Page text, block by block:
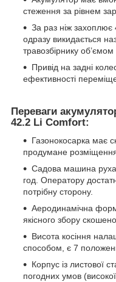
стеження за рівнем
За раз ніж
одразу викидається
травозбірнику об’ємом
Привід на задні
ефективності
Переваги
42.2 Li Comfort:
Газонокосарка має
продумане розміщення
Садова машина
год. Оператору
потрібну сторону.
Аеродинамічна
якісного збору
Висота косіння
способом, є 7
Корпус із листової
погодних умов